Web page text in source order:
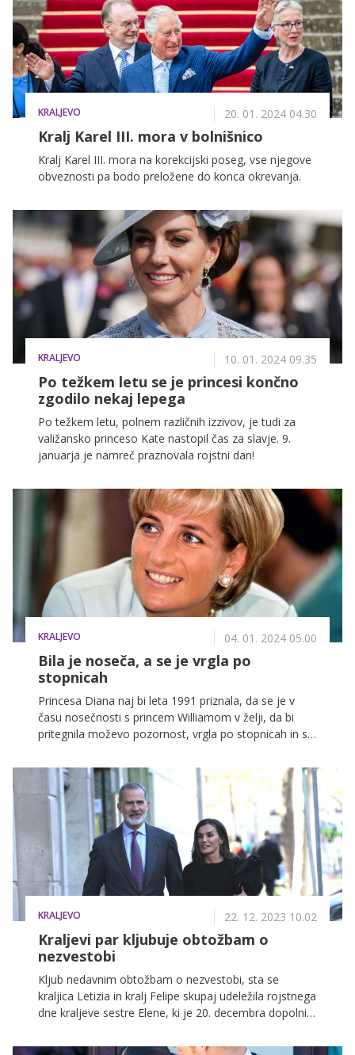
KRALJEVO 20. 01. 2024 04.30
Kralj Karel III. mora v bolnišnico
Kralj Karel III. mora na korekcijski poseg, vse njegove
obveznosti pa bodo preložene do konca okrevanja.
KRALJEVO 10. 01. 2024 09.35
Po težkem letu se je princesi končno
zgodilo nekaj lepega
Po težkem letu, polnem različnih izzivov, je tudi za
valižansko princeso Kate nastopil čas za slavje. 9.
januarja je namreč praznovala rojstni dan!
KRALJEVO 04. 01. 2024 05.00
Bila je noseča, a se je vrgla po
stopnicah
Princesa Diana naj bi leta 1991 priznala, da se je v
času nosečnosti s princem Williamom v želji, da bi
pritegnila moževo pozornost, vrgla po stopnicah in s
KRALJEVO 22. 12. 2023 10.02
Kraljevi par kljubuje obtožbam o
nezvestobi
Kljub nedavnim obtožbam o nezvestobi, sta se
kraljica Letizia in kralj Felipe skupaj udeležila rojstnega
dne kraljeve sestre Elene, ki je 20. decembra dopolnila